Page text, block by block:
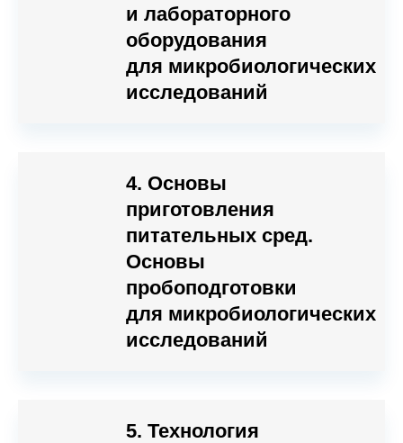
и лабораторного
оборудования
для микробиологических
исследований
4. Основы
приготовления
питательных сред.
Основы
пробоподготовки
для микробиологических
исследований
5. Технология